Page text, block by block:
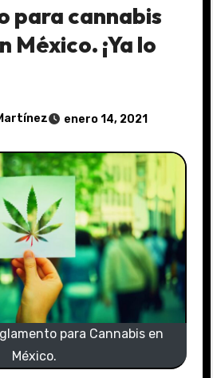
para cannabis
México. ¡Ya lo
enero 14, 2021
para Cannabis en
México.